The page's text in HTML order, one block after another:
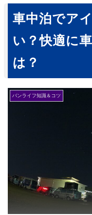
車中泊でア
い？快適に
は？
バンライフ知識＆コツ